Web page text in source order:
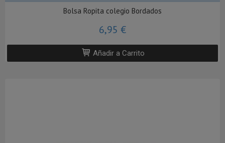
Bolsa Ropita colegio Bordados
6,95 €
Añadir a Carrito